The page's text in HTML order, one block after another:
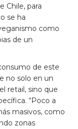
Chile, para
se ha
como
de un
de este
no solo en un
retail, sino que
“Poco a
masivos, como
zonas